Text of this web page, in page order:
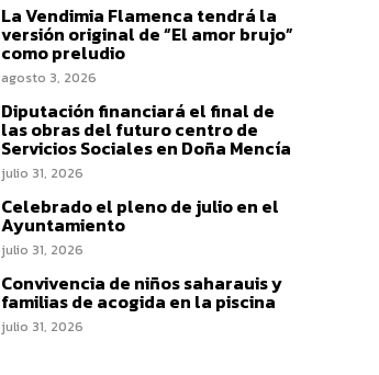
La Vendimia Flamenca tendrá la
versión original de “El amor brujo”
como preludio
agosto 3, 2026
Diputación financiará el final de
las obras del futuro centro de
Servicios Sociales en Doña Mencía
julio 31, 2026
Celebrado el pleno de julio en el
Ayuntamiento
julio 31, 2026
Convivencia de niños saharauis y
familias de acogida en la piscina
julio 31, 2026